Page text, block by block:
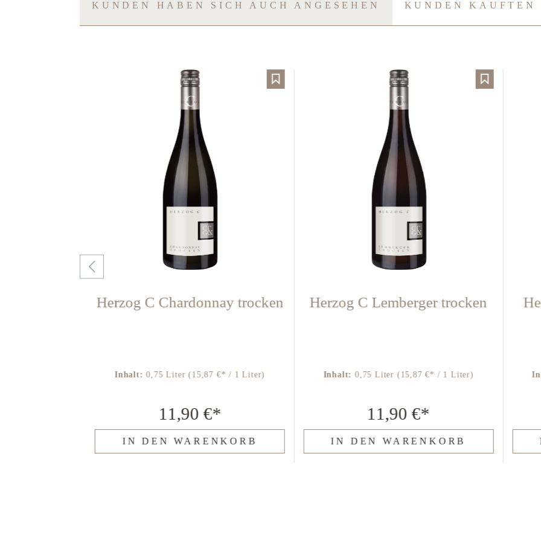
KUNDEN HABEN SICH AUCH ANGESEHEN KUNDEN KAUFTEN
Produktgalerie überspringen
Herzog C Chardonnay trocken
Inhalt:0,75 Liter (15,87 €* / 1 Liter)
11,90 €*
IN DEN WARENKORB
Herzog C Lemberger trocken
Inhalt: 0,75 Liter (15,87 €* / 1 Liter)
11,90 €*
IN DEN WARENKORB